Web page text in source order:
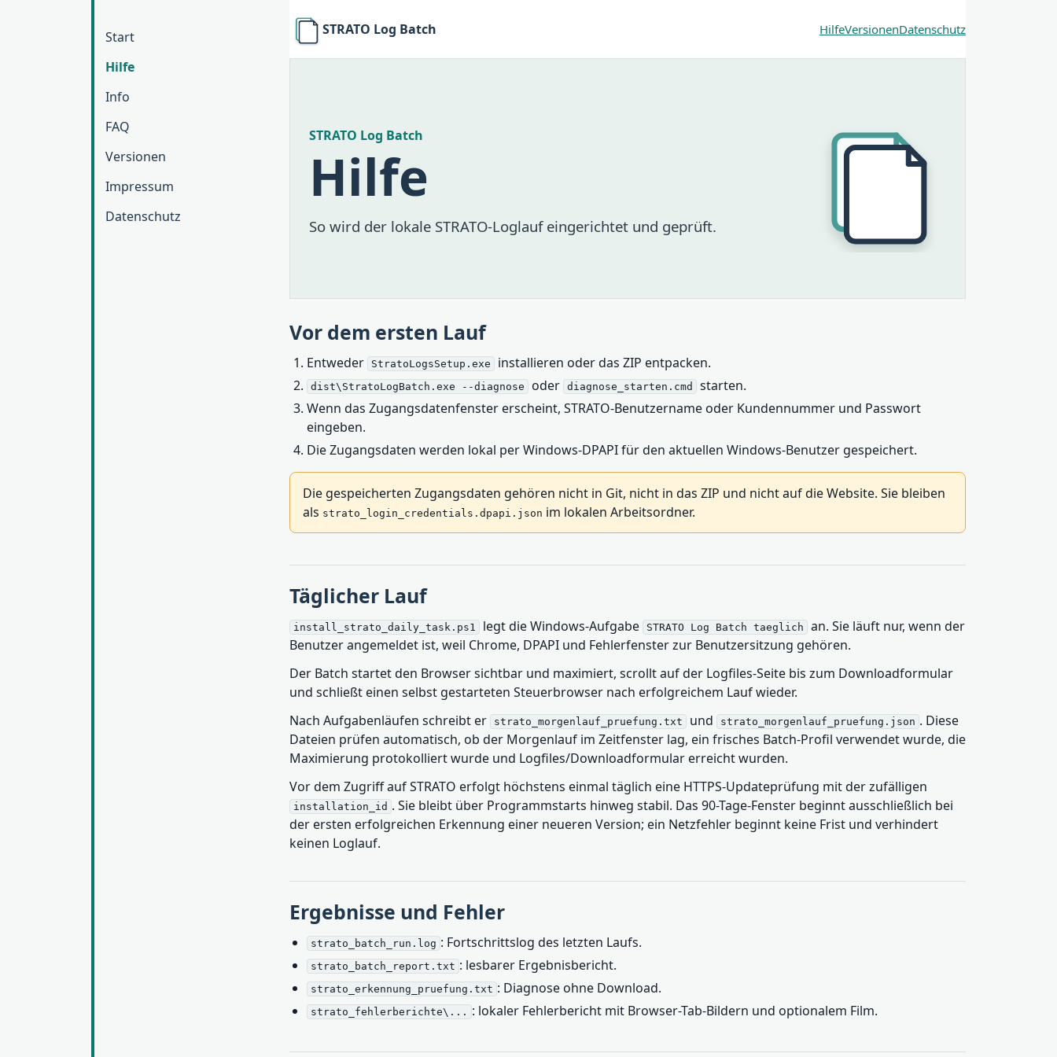
Start
Hilfe
Info
FAQ
Versionen
Impressum
Datenschutz
STRATO Log Batch HilfeVersionenDatenschutz
STRATO Log Batch
Hilfe
So wird der lokale STRATO-Loglauf eingerichtet und geprüft.
Vor dem ersten Lauf
Entweder StratoLogsSetup.exe installieren oder das ZIP entpacken.
dist\StratoLogBatch.exe --diagnose oder diagnose_starten.cmd
starten.
Wenn das Zugangsdatenfenster erscheint, STRATO-Benutzername oder Kundennummer und Passwort
eingeben.
Die Zugangsdaten werden lokal per Windows-DPAPI für den aktuellen Windows-Benutzer gespeichert.
Die gespeicherten Zugangsdaten gehören nicht in Git, nicht in das ZIP und nicht auf die Website. Sie bleiben
als strato_login_credentials.dpapi.json im lokalen Arbeitsordner.
Täglicher Lauf
install_strato_daily_task.ps1 legt die Windows-Aufgabe STRATO Log Batch taeglich
an. Sie läuft nur, wenn der
Benutzer angemeldet ist, weil Chrome, DPAPI und Fehlerfenster zur Benutzersitzung gehören.
Der Batch startet den Browser sichtbar und maximiert, scrollt auf der Logfiles-Seite bis zum Downloadformular
und schließt einen selbst gestarteten Steuerbrowser nach erfolgreichem Lauf wieder.
Nach Aufgabenläufen schreibt er
strato_morgenlauf_pruefung.txt und strato_morgenlauf_pruefung.json . Diese
Dateien prüfen automatisch, ob der Morgenlauf im Zeitfenster lag, ein frisches Batch-Profil verwendet wurde, die
Maximierung protokolliert wurde und Logfiles/Downloadformular erreicht wurden.
Vor dem Zugriff auf STRATO erfolgt höchstens einmal täglich eine HTTPS-Updateprüfung mit der zufälligen
installation_id . Sie bleibt über Programmstarts hinweg stabil. Das 90-Tage-Fenster beginnt ausschließlich bei
der ersten erfolgreichen Erkennung einer neueren Version; ein Netzfehler beginnt keine Frist und verhindert
keinen Loglauf.
Ergebnisse und Fehler
strato_batch_run.log : Fortschrittslog des letzten Laufs.
strato_batch_report.txt : lesbarer Ergebnisbericht.
strato_erkennung_pruefung.txt : Diagnose ohne Download.
strato_fehlerberichte\... : lokaler Fehlerbericht mit Browser-Tab-Bildern und optionalem Film.